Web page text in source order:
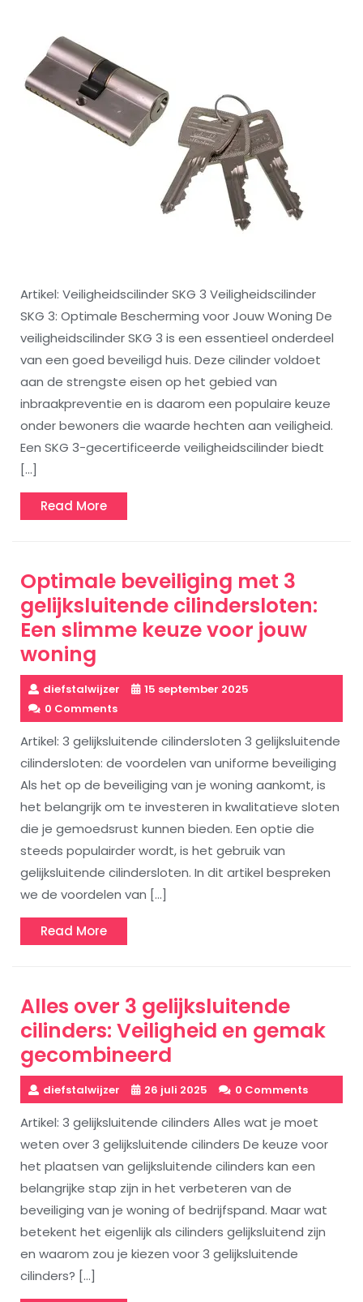
Artikel: Veiligheidscilinder SKG 3 Veiligheidscilinder
SKG 3: Optimale Bescherming voor Jouw Woning De
veiligheidscilinder SKG 3 is een essentieel onderdeel
van een goed beveiligd huis. Deze cilinder voldoet
aan de strengste eisen op het gebied van
inbraakpreventie en is daarom een populaire keuze
onder bewoners die waarde hechten aan veiligheid.
Een SKG 3-gecertificeerde veiligheidscilinder biedt
[…]
Read MoreRead
More
Optimale beveiliging met 3
gelijksluitende cilindersloten:
Een slimme keuze voor jouw
woning
diefstalwijzer
15 september 2025
0 Comments
Artikel: 3 gelijksluitende cilindersloten 3 gelijksluitende
cilindersloten: de voordelen van uniforme beveiliging
Als het op de beveiliging van je woning aankomt, is
het belangrijk om te investeren in kwalitatieve sloten
die je gemoedsrust kunnen bieden. Een optie die
steeds populairder wordt, is het gebruik van
gelijksluitende cilindersloten. In dit artikel bespreken
we de voordelen van […]
Read MoreRead
More
Alles over 3 gelijksluitende
cilinders: Veiligheid en gemak
gecombineerd
diefstalwijzer 26 juli 2025 0 Comments
Artikel: 3 gelijksluitende cilinders Alles wat je moet
weten over 3 gelijksluitende cilinders De keuze voor
het plaatsen van gelijksluitende cilinders kan een
belangrijke stap zijn in het verbeteren van de
beveiliging van je woning of bedrijfspand. Maar wat
betekent het eigenlijk als cilinders gelijksluitend zijn
en waarom zou je kiezen voor 3 gelijksluitende
cilinders? […]